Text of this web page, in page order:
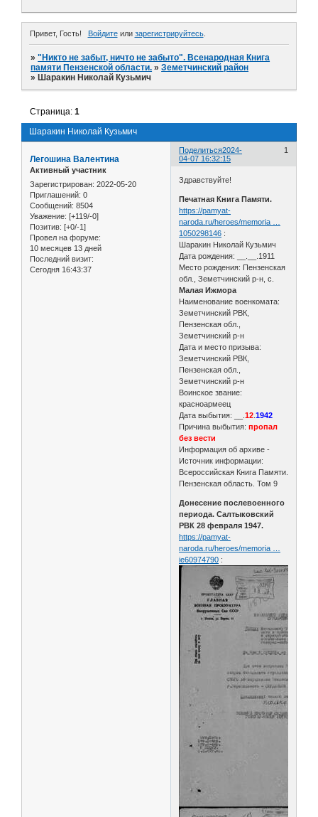
Привет, Гость! Войдитеили зарегистрируйтесь.
»"Никто не забыт, ничто не забыто". Всенародная Книга
памяти Пензенской области. »Земетчинский район
» Шаракин Николай Кузьмич
Шаракин Николай Кузьмич
Страница:1
Поделиться 1
2024-
04-07 16:32:15
Легошина Валентина
Активный участник
Зарегистрирован: 2022-05-20
Приглашений: 0
Сообщений: 8504
Уважение: [+119/-0]
Позитив: [+0/-1]
Провел на форуме:
10 месяцев 13 дней
Последний визит:
Сегодня 16:43:37
Здравствуйте!
Печатная Книга Памяти.
https://pamyat-
naroda.ru/heroes/memoria …
1050298146 :
Шаракин Николай Кузьмич
Дата рождения: __.__.1911
Место рождения: Пензенская
обл., Земетчинский р-н, с.
Малая Ижмора
Наименование военкомата:
Земетчинский РВК,
Пензенская обл.,
Земетчинский р-н
Дата и место призыва:
Земетчинский РВК,
Пензенская обл.,
Земетчинский р-н
Воинское звание:
красноармеец
Дата выбытия: __.12 .1942
Причина выбытия: пропал
без вести
Информация об архиве -
Источник информации:
Всероссийская Книга Памяти.
Пензенская область. Том 9
Донесение послевоенного
периода. Салтыковский
РВК 28 февраля 1947.
https://pamyat-
naroda.ru/heroes/memoria …
ie60974790 :